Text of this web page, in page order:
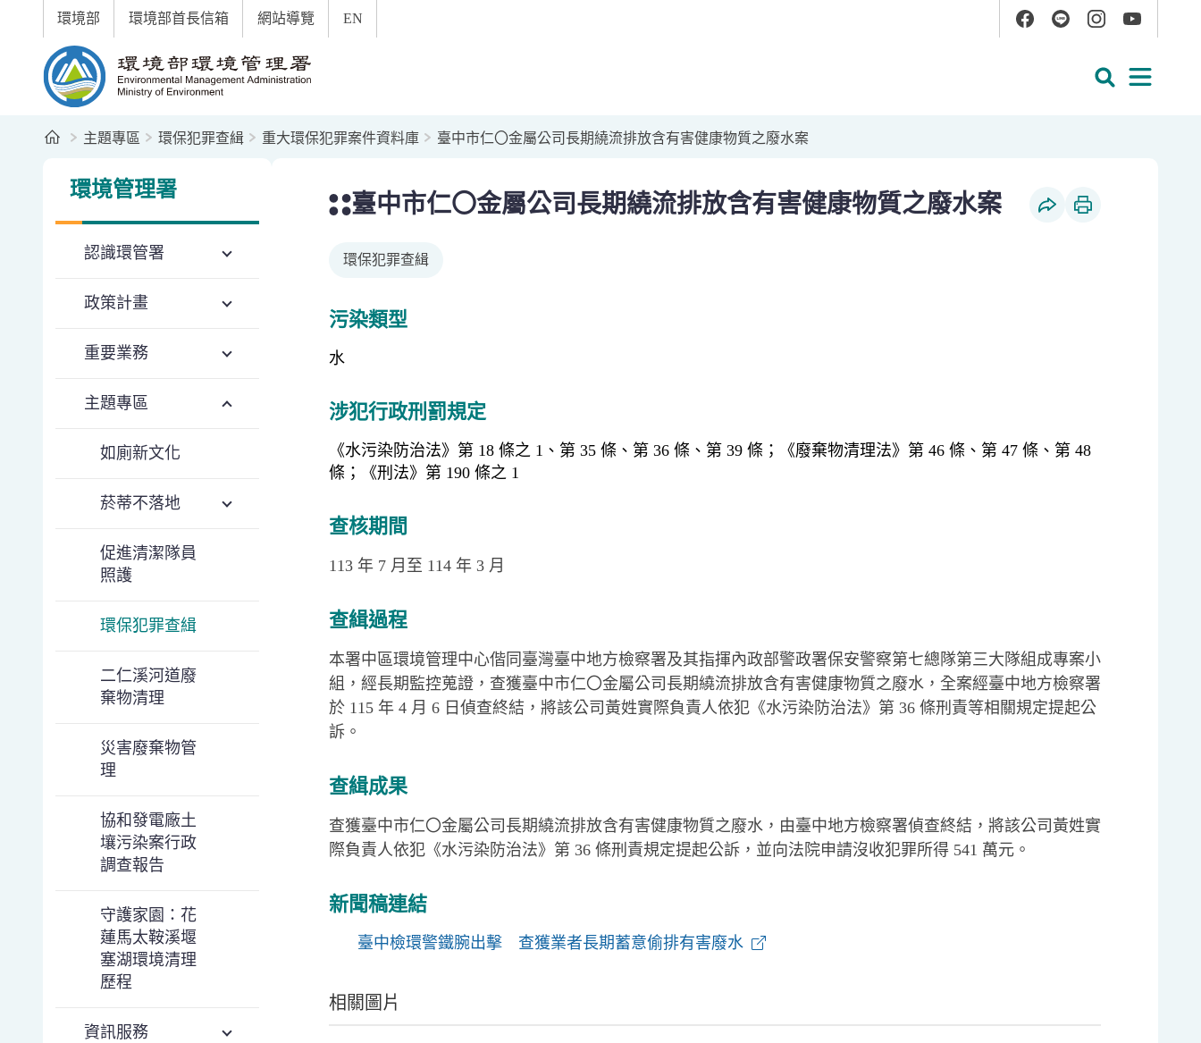
跳到主要內容區塊
環境部 環境部首長信箱 網站導覽
EN
YouTube
首頁主題專區 環保犯罪查緝 重大環保犯罪案件資料庫 臺中市仁〇金屬公司長期繞流排放含有害健康物質之廢水案
環境管理署
認識環管署
政策計畫
重要業務
主題專區
如廁新文化
菸蒂不落地
促進清潔隊員
照護
環保犯罪查緝
二仁溪河道廢
棄物清理
災害廢棄物管
理
協和發電廠土
壤污染案行政
調查報告
守護家園：花
蓮馬太鞍溪堰
塞湖環境清理
歷程
資訊服務
臺中市仁〇金屬公司長期繞流排放含有害健康物質之廢水案
環保犯罪查緝
污染類型
水
涉犯行政刑罰規定
《水污染防治法》第 18 條之 1、第 35 條、第 36 條、第 39 條；《廢棄物清理法》第 46 條、第 47 條、第 48
條；《刑法》第 190 條之 1
查核期間
113 年 7 月至 114 年 3 月
查緝過程
本署中區環境管理中心偕同臺灣臺中地方檢察署及其指揮內政部警政署保安警察第七總隊第三大隊組成專案小
組，經長期監控蒐證，查獲臺中市仁〇金屬公司長期繞流排放含有害健康物質之廢水，全案經臺中地方檢察署
於 115 年 4 月 6 日偵查終結，將該公司黃姓實際負責人依犯《水污染防治法》第 36 條刑責等相關規定提起公
訴。
查緝成果
查獲臺中市仁〇金屬公司長期繞流排放含有害健康物質之廢水，由臺中地方檢察署偵查終結，將該公司黃姓實
際負責人依犯《水污染防治法》第 36 條刑責規定提起公訴，並向法院申請沒收犯罪所得 541 萬元。
新聞稿連結
臺中檢環警鐵腕出擊 查獲業者長期蓄意偷排有害廢水
相關圖片